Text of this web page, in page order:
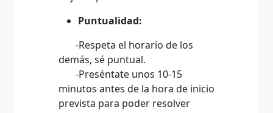
Puntualidad:
-Respeta el horario de los
demás, sé puntual.
-Preséntate unos 10-15
minutos antes de la hora de inicio
prevista para poder resolver